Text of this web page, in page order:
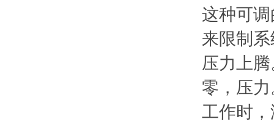
这种可
来限制
压力上
零，压
工作时